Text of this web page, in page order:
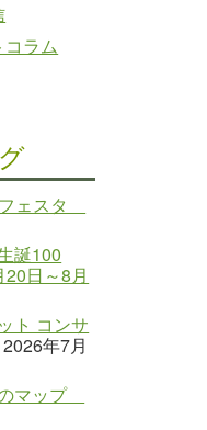
ラム
ェスタ
誕100
日～8月
ト コンサ
2026年7月
マップ